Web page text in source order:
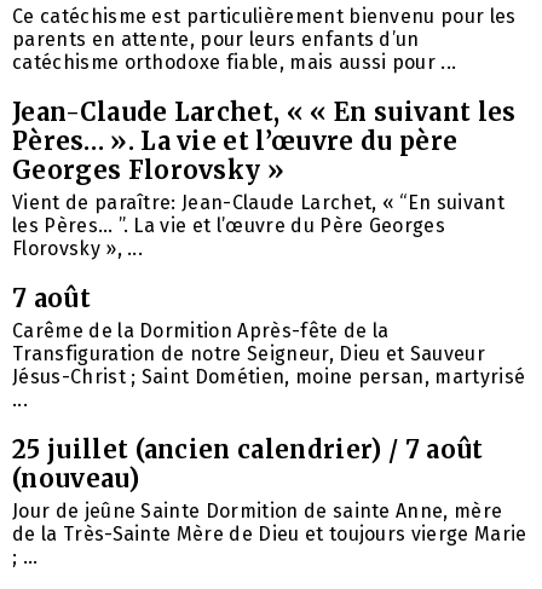
Ce catéchisme est particulièrement bienvenu pour les
parents en attente, pour leurs enfants d’un
catéchisme orthodoxe fiable, mais aussi pour ...
Jean-Claude Larchet, « « En suivant les
Pères… ». La vie et l’œuvre du père
Georges Florovsky »
Vient de paraître: Jean-Claude Larchet, « “En suivant
les Pères… ”. La vie et l’œuvre du Père Georges
Florovsky », ...
7 août
Carême de la Dormition Après-fête de la
Transfiguration de notre Seigneur, Dieu et Sauveur
Jésus-Christ ; Saint Dométien, moine persan, martyrisé
...
25 juillet (ancien calendrier) / 7 août
(nouveau)
Jour de jeûne Sainte Dormition de sainte Anne, mère
de la Très-Sainte Mère de Dieu et toujours vierge Marie
; ...